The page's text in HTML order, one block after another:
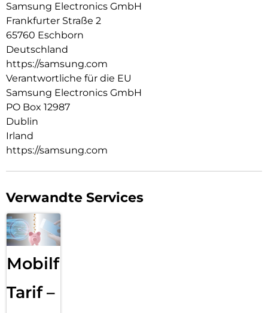
Samsung Electronics GmbH
Frankfurter Straße 2
65760 Eschborn
Deutschland
https://samsung.com
Verantwortliche für die EU
Samsung Electronics GmbH
PO Box 12987
Dublin
Irland
https://samsung.com
Verwandte Services
Mobilfunk
Tarif –